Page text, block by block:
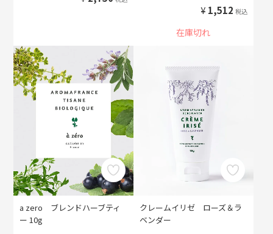
¥ 1,512 税込
在庫切れ
a zero ブレンドハーブティ
ー 10g
クレームイリゼ ローズ＆ラ
ベンダー